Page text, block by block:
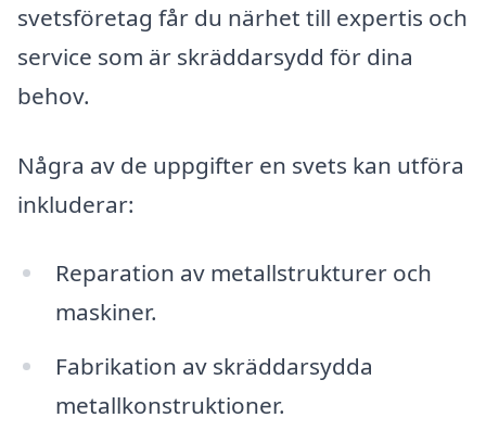
svetsföretag får du närhet till expertis och
service som är skräddarsydd för dina
behov.
Några av de uppgifter en svets kan utföra
inkluderar:
Reparation av metallstrukturer och
maskiner.
Fabrikation av skräddarsydda
metallkonstruktioner.